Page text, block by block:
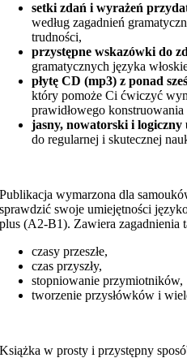
setki zdań i wyrażeń
według zagadnień
trudności,
przystępne wskazówki do
gramatycznych języka
płytę CD (mp3) z ponad
który pomoże Ci ćwiczyć
prawidłowego konstruowania
jasny, nowatorski i logiczny
do regularnej i skutecznej
Publikacja wymarzona dla
sprawdzić swoje umiejętności
plus (A2-B1). Zawiera zagadnienia
czasy przeszłe,
czas przyszły,
stopniowanie przymiotników,
tworzenie przysłówków i
Książka w prosty i przystępny